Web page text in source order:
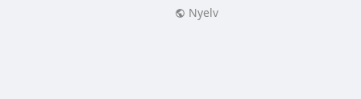
Nyelv